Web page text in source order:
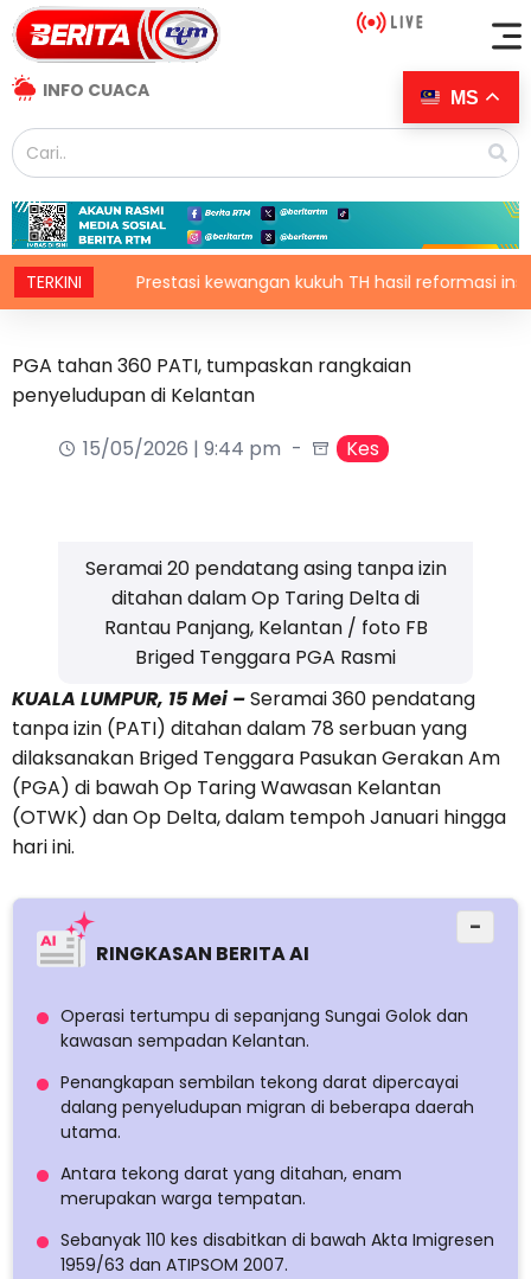
INFO CUACA
TERKINIPrestasi kewangan kukuh TH hasil reformasi institusi,
PGA tahan 360 PATI, tumpaskan rangkaian
penyeludupan di Kelantan
15/05/2026 | 9:44 pm
Kes
Seramai 20 pendatang asing tanpa izin
ditahan dalam Op Taring Delta di
Rantau Panjang, Kelantan / foto FB
Briged Tenggara PGA Rasmi
KUALA LUMPUR, 15 Mei –Seramai 360 pendatang
tanpa izin (PATI) ditahan dalam 78 serbuan yang
dilaksanakan Briged Tenggara Pasukan Gerakan Am
(PGA) di bawah Op Taring Wawasan Kelantan
(OTWK) dan Op Delta, dalam tempoh Januari hingga
hari ini.
RINGKASAN BERITA AI
−
Operasi tertumpu di sepanjang Sungai Golok dan
kawasan sempadan Kelantan.
Penangkapan sembilan tekong darat dipercayai
dalang penyeludupan migran di beberapa daerah
utama.
Antara tekong darat yang ditahan, enam
merupakan warga tempatan.
Sebanyak 110 kes disabitkan di bawah Akta Imigresen
1959/63 dan ATIPSOM 2007.
MS